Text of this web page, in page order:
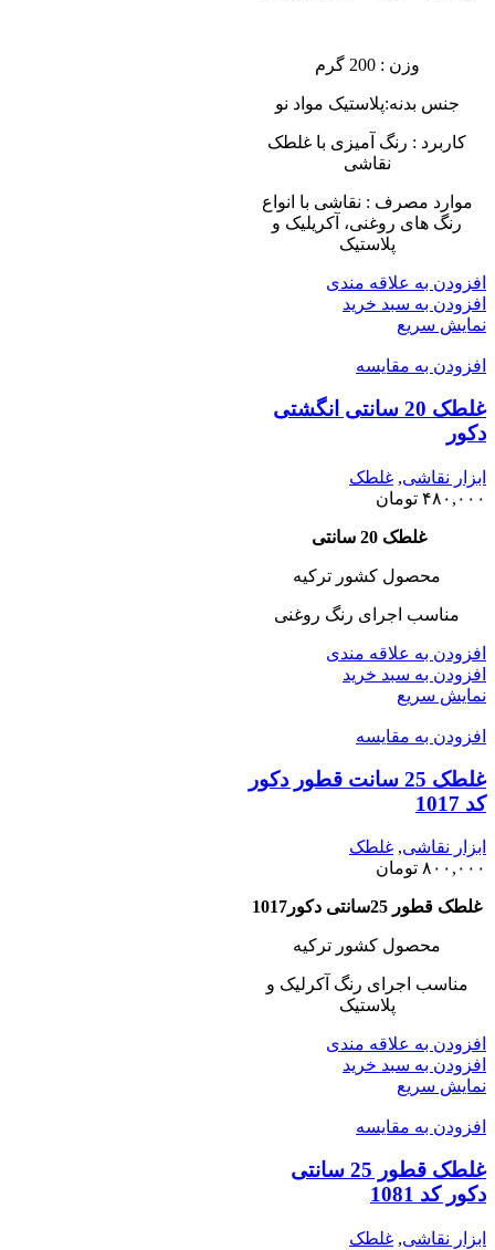
وزن : 200 گرم
جنس بدنه:پلاستیک مواد نو
کاربرد : رنگ آمیزی با غلطک
نقاشی
موارد مصرف : نقاشی با انواع
رنگ های روغنی، آکریلیک و
پلاستیک
افزودن به علاقه مندی
افزودن به سبد خرید
نمایش سریع
افزودن به مقایسه
غلطک 20 سانتی انگشتی
دکور
ابزار نقاشی, غلطک
۴۸۰,۰۰۰ تومان
غلطک 20 سانتی
محصول کشور ترکیه
مناسب اجرای رنگ روغنی
افزودن به علاقه مندی
افزودن به سبد خرید
نمایش سریع
افزودن به مقایسه
غلطک 25 سانت قطور دکور
کد 1017
ابزار نقاشی, غلطک
۸۰۰,۰۰۰ تومان
غلطک قطور 25سانتی دکور 1017
محصول کشور ترکیه
مناسب اجرای رنگ آکرلیک و
پلاستیک
افزودن به علاقه مندی
افزودن به سبد خرید
نمایش سریع
افزودن به مقایسه
غلطک قطور 25 سانتی
دکور کد 1081
ابزار نقاشی, غلطک